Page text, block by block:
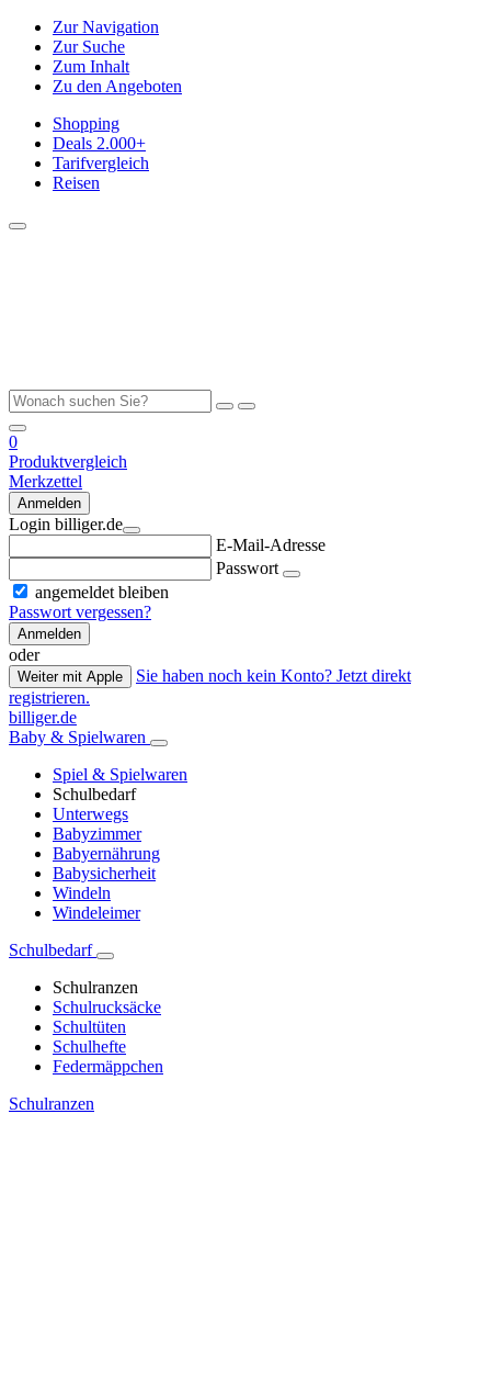
Zur Navigation
Zur Suche
Zum Inhalt
Zu den Angeboten
Shopping
Deals 2.000+
Tarifvergleich
Reisen
0
Produktvergleich
Merkzettel
Anmelden
Login billiger.de
E-Mail-Adresse
Passwort
angemeldet bleiben
Passwort vergessen?
Anmelden
oder
Weiter mit Apple
Sie haben noch kein Konto? Jetzt direkt
registrieren.
billiger.de
Baby & Spielwaren
Spiel & Spielwaren
Schulbedarf
Unterwegs
Babyzimmer
Babyernährung
Babysicherheit
Windeln
Windeleimer
Schulbedarf
Schulranzen
Schulrucksäcke
Schultüten
Schulhefte
Federmäppchen
Schulranzen